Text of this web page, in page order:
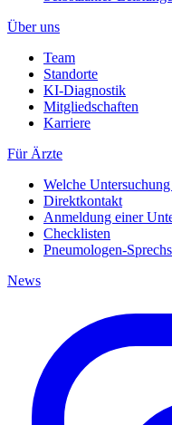
Über uns
Team
Standorte
KI-Diagnostik
Mitgliedschaften
Karriere
Für Ärzte
Welche
Direktkontakt
Anmeldung einer
Checklisten
Pneumologen-
News